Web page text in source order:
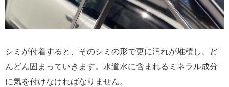
シミが付着すると、そのシミの形で更に汚れが堆積し、ど
んどん固まっていきます。水道水に含まれるミネラル成分
に気を付けなければなりません。